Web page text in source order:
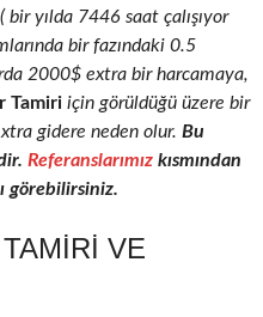
bir yılda 7446 saat çalışıyor
bir fazındaki 0.5
2000$ extra bir harcamaya,
Tamiri için görüldüğü üzere bir
gidere neden olur. Bu
Referanslarımız kısmından
görebilirsiniz.
VE